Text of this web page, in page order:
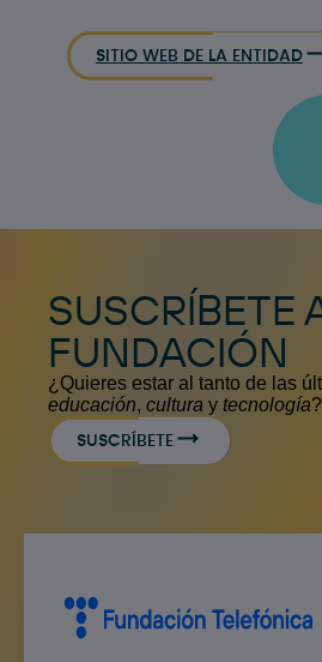
SITIO WEB DE LA ENTIDAD
SUSCRÍBETE
FUNDACIÓN
¿Quieres estar al tanto de las
educación, cultura y tecnología?
SUSCRÍBETE